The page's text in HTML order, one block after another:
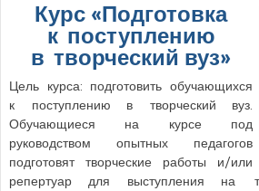
Курс «Подготовка
к поступлению
в творческий вуз»
Цель курса: подготовить обучающихся
к поступлению в творческий вуз.
Обучающиеся на курсе под
руководством опытных педагогов
подготовят творческие работы и/или
репертуар для выступления на